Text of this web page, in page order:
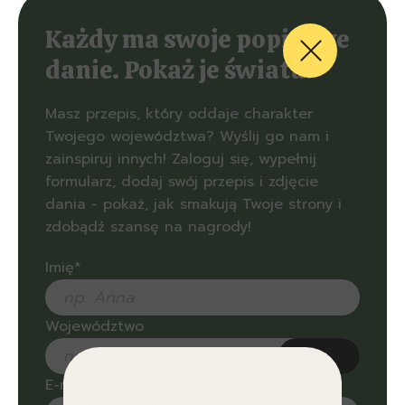
Każdy ma swoje popisowe
danie. Pokaż je światu!
Masz przepis, który oddaje charakter
Twojego województwa? Wyślij go nam i
zainspiruj innych! Zaloguj się, wypełnij
formularz, dodaj swój przepis i zdjęcie
dania - pokaż, jak smakują Twoje strony i
zdobądź szansę na nagrody!
Imię*
Województwo
dolnośląskie
E-mail*